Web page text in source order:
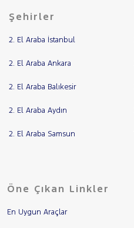
Şehirler
2. El Araba İstanbul
2. El Araba Ankara
2. El Araba Balıkesir
2. El Araba Aydın
2. El Araba Samsun
Öne Çıkan Linkler
En Uygun Araçlar